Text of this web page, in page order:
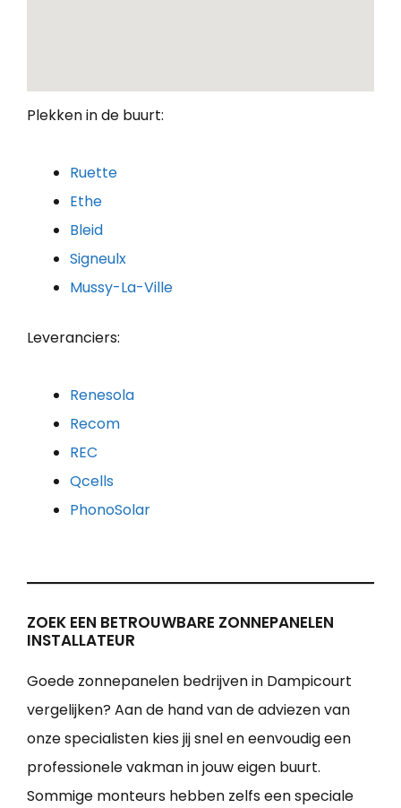
Plekken in de buurt:
Ruette
Ethe
Bleid
Signeulx
Mussy-La-Ville
Leveranciers:
Renesola
Recom
REC
Qcells
PhonoSolar
ZOEK EEN BETROUWBARE ZONNEPANELEN
INSTALLATEUR
Goede zonnepanelen bedrijven in Dampicourt
vergelijken? Aan de hand van de adviezen van
onze specialisten kies jij snel en eenvoudig een
professionele vakman in jouw eigen buurt.
Sommige monteurs hebben zelfs een speciale